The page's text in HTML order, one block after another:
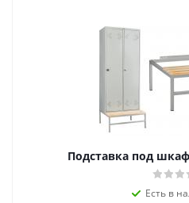
Подставка под шкаф
Есть в